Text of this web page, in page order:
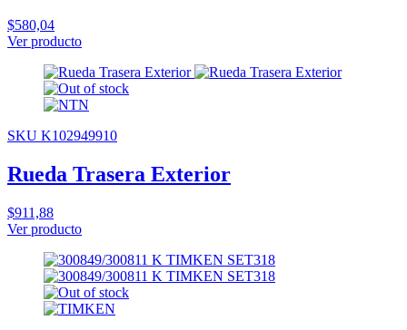
$580,04
Ver producto
SKU K102949910
Rueda Trasera Exterior
$911,88
Ver producto